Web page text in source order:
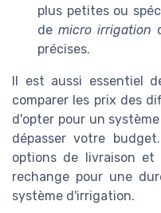
plus petites ou
demicro irrigation
précises.
Il est aussi essentiel
comparer les prix des
d'opter pour un
dépasser votre
options de livraison et
rechange pour une
système d'irrigation.